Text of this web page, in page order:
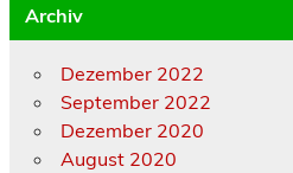
Archiv
Dezember 2022
September 2022
Dezember 2020
August 2020